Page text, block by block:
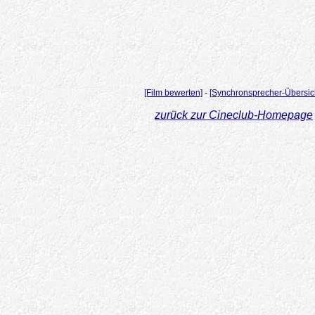
[Film bewerten] - [Synchronsprecher-
zurück zur Cineclub-Homepage